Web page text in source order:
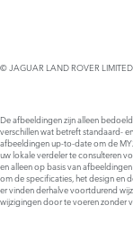
© JAGUAR LAND ROVER
De afbeeldingen zijn alleen
verschillen wat betreft standaard-
afbeeldingen up-to-date om de
uw lokale verdeler te consulteren
en alleen op basis van
om de specificaties, het design en
er vinden derhalve voortdurend
wijzigingen door te voeren zonder